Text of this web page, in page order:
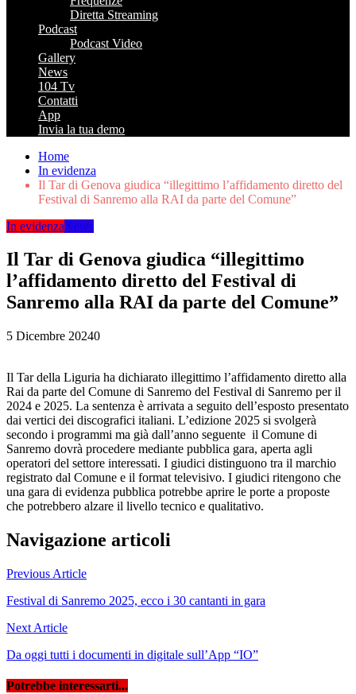
Diretta Streaming
Podcast
Podcast Video
Gallery
News
104 Tv
Contatti
App
Invia la tua demo
Home
In evidenza
Il Tar di Genova giudica “illegittimo l’affidamento diretto del
Festival di Sanremo alla RAI da parte del Comune”
In evidenzaNews
Il Tar di Genova giudica “illegittimo
l’affidamento diretto del Festival di
Sanremo alla RAI da parte del Comune”
5 Dicembre 20240
Il Tar della Liguria ha dichiarato illegittimo l’affidamento diretto alla
Rai da parte del Comune di Sanremo del Festival di Sanremo per il
2024 e 2025. La sentenza è arrivata a seguito dell’esposto presentato
dai vertici dei discografici italiani. L’edizione 2025 si svolgerà
secondo i programmi ma già dall’anno seguente il Comune di
Sanremo dovrà procedere mediante pubblica gara, aperta agli
operatori del settore interessati. I giudici distinguono tra il marchio
registrato dal Comune e il format televisivo. I giudici ritengono che
una gara di evidenza pubblica potrebbe aprire le porte a proposte
che potrebbero alzare il livello tecnico e qualitativo.
Navigazione articoli
Previous Article
Festival di Sanremo 2025, ecco i 30 cantanti in gara
Next Article
Da oggi tutti i documenti in digitale sull’App “IO”
Potrebbe interessarti...